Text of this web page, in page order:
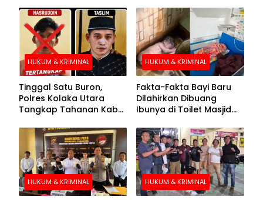
Crusher
HUKUM & KRIMINAL
Tinggal Satu Buron,
Polres Kolaka Utara
Tangkap Tahanan Kabur
Pengejaran
HUKUM & KRIMINAL
Fakta-Fakta Bayi Baru
Dilahirkan Dibuang
Ibunya di Toilet Masjid
HUKUM & KRIMINAL HUKUM & KRIMINAL